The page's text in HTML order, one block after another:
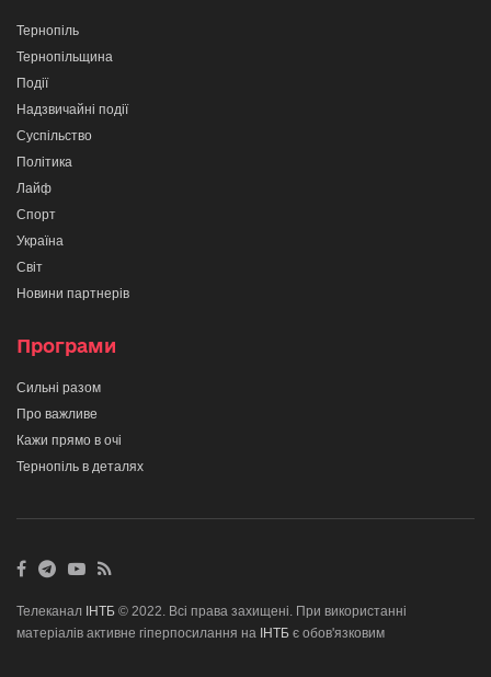
Тернопіль
Тернопільщина
Події
Надзвичайні події
Суспільство
Політика
Лайф
Спорт
Україна
Світ
Новини партнерів
Програми
Сильні разом
Про важливе
Кажи прямо в очі
Тернопіль в деталях
Телеканал ІНТБ © 2022. Всі права захищені. При використанні
матеріалів активне гіперпосилання на ІНТБ є обов'язковим